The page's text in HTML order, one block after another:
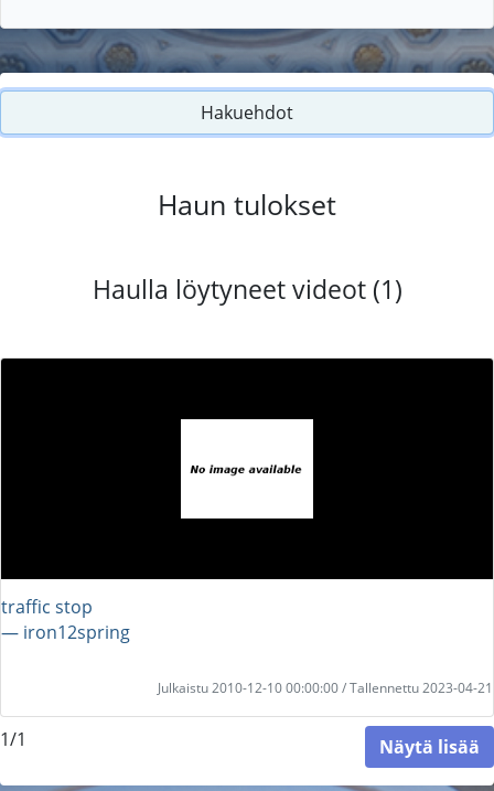
Hakuehdot
Haun tulokset
Haulla löytyneet videot (1)
traffic stop
― iron12spring
Julkaistu 2010-12-10 00:00:00 / Tallennettu 2023-04-21
1/1 Näytä lisää